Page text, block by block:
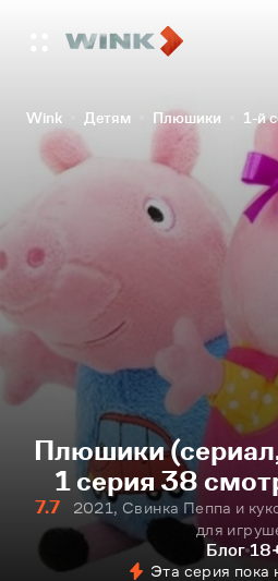
Wink Детям Плюшики 1-й
Плюшики
1 серия 38
7.7
2021, Свинка Пеппа и
для
Блог
Эта серия пока